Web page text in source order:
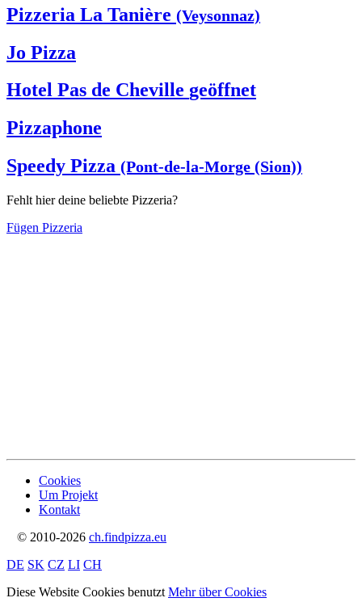
Pizzeria La Tanière (Veysonnaz)
Jo Pizza
Hotel Pas de Cheville geöffnet
Pizzaphone
Speedy Pizza (Pont-de-la-Morge (Sion))
Fehlt hier deine beliebte Pizzeria?
Fügen Pizzeria
Cookies
Um Projekt
Kontakt
© 2010-2026 ch.findpizza.eu
DE SK CZ LI CH
Diese Website Cookies benutzt Mehr über Cookies